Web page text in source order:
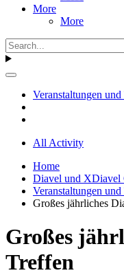
More
More
Veranstaltungen
All Activity
Home
Diavel und XDiavel
Veranstaltungen
Großes jährliches
Großes
Treffen